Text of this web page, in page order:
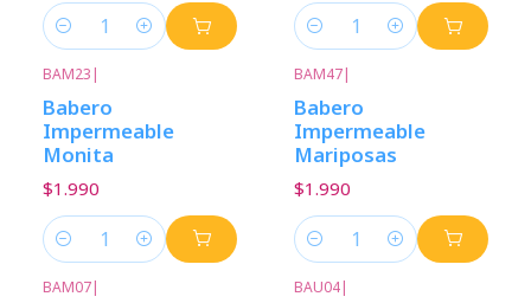
Cantidad Cantidad
BAM23 |
Babero
Impermeable
Monita
$1.990
Cantidad
BAM47|
Babero
Impermeable
Mariposas
$1.990
Cantidad
BAM07| BAU04|